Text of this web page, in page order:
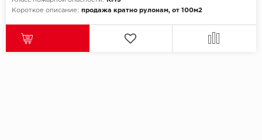
Короткое описание: продажа кратно рулонам, от 100м2